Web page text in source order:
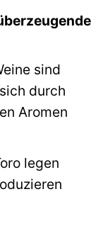
sind
durch
Aromen
legen